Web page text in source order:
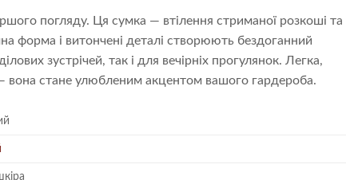
погляду. Ця сумка — втілення стриманої розкоші та
форма і витончені деталі створюють бездоганний
зустрічей, так і для вечірніх прогулянок. Легка,
вона стане улюбленим акцентом вашого гардероба.